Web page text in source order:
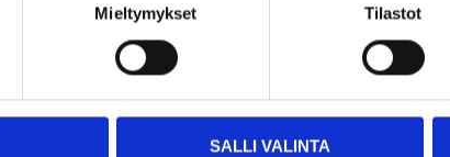
Mieltymykset Tilastot
SALLI VALINTA
Related products